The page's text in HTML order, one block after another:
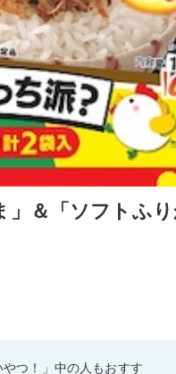
＆「ソフトふり
やつ！」中の人もおすす